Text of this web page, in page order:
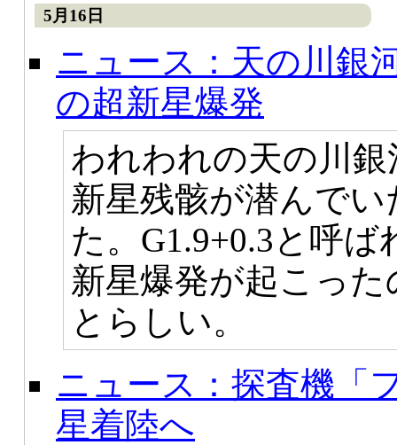
5月16日
ニュース：天の川銀
の超新星爆発
われわれの天の川
新星残骸が潜んで
た。G1.9+0.3と呼
新星爆発が起こっ
とらしい。
ニュース：探査機「
星着陸へ